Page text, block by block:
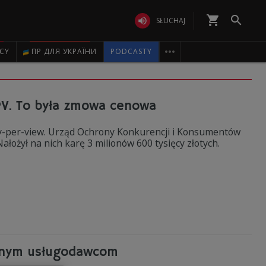
 SŁUCHAJ shopping_cart 
ПР ДЛЯ УКРАЇНИ PODCASTY 
To była zmowa cenowa
view. Urząd Ochrony Konkurencji i Konsumentów
na nich karę 3 milionów 600 tysięcy złotych.
usługodawcom